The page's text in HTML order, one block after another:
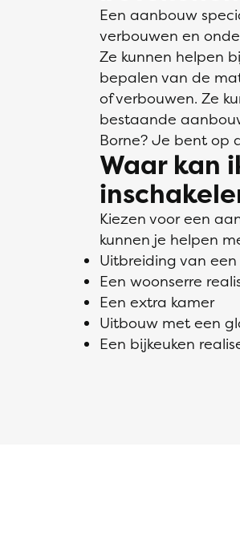
Een aanbouw
verbouwen en
Ze kunnen helpen
bepalen van de
of verbouwen. Ze
bestaande
Borne? Je bent op
Waar kan
Kiezen voor een
kunnen je helpen
Uitbreiding van
Een woonserre
Een extra kamer
Uitbouw met een
Een bijkeuken